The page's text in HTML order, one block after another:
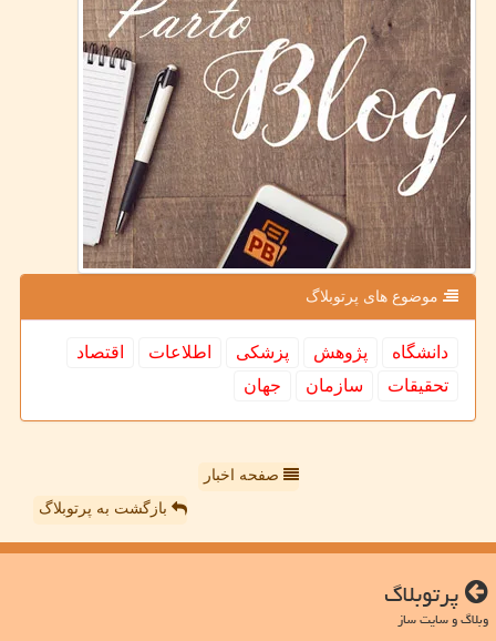
موضوع های پرتوبلاگ
دانشگاه پژوهش پزشكی اطلاعات
اقتصاد
تحقیقات
سازمان جهان
صفحه اخبار
بازگشت به پرتوبلاگ
پرتوبلاگ
وبلاگ و سایت ساز